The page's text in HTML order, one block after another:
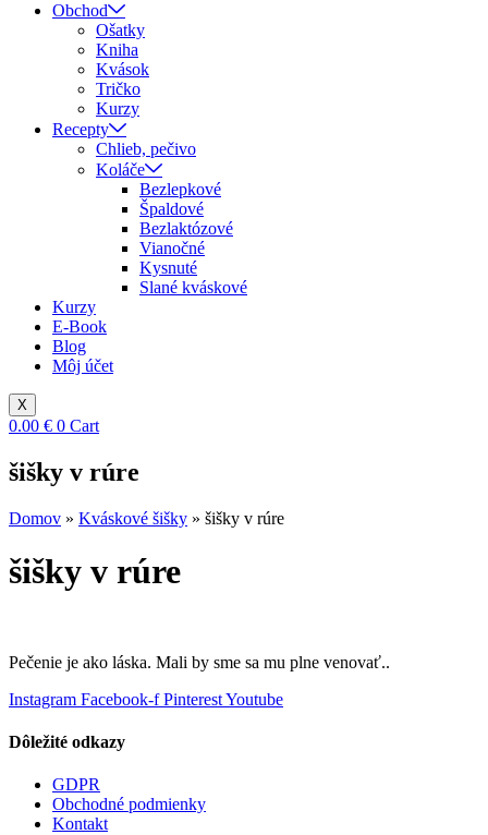
Obchod
Ošatky
Kniha
Kvások
Tričko
Kurzy
Recepty
Chlieb, pečivo
Koláče
Bezlepkové
Špaldové
Bezlaktózové
Vianočné
Kysnuté
Slané kváskové
Kurzy
E-Book
Blog
Môj účet
X
0.00 € 0 Cart
šišky v rúre
Domov » Kváskové šišky » šišky v rúre
šišky v rúre
Pečenie je ako láska. Mali by sme sa mu plne venovať..
Instagram Facebook-f PinterestYoutube
Dôležité odkazy
GDPR
Obchodné podmienky
Kontakt